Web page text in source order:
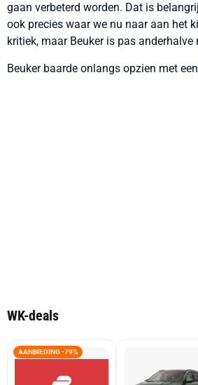
gaan verbeterd worden. Dat is
ook precies waar we nu naar aan het
kritiek, maar Beuker is pas anderhalve
Beuker baarde onlangs opzien met een
WK-deals
AANBIEDING -79%